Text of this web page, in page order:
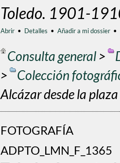
Toledo. 1901-
Abrir • Detalles • Añadir a mi dossier •
Consulta general>
>
Colección
Alcázar desde la
FOTOGRAFÍA
ADPTO_LMN_F_1365